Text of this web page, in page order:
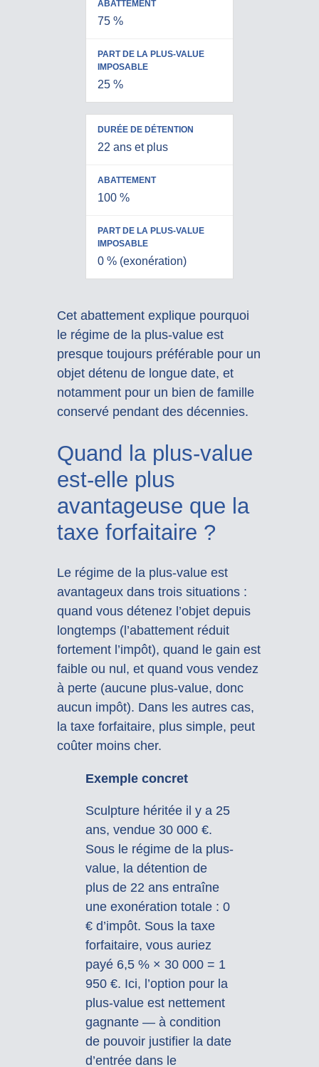
75 %
25 %
22 ans et plus
100 %
0 % (exonération)
Cet abattement explique pourquoi
le régime de la plus-value est
presque toujours préférable pour un
objet détenu de longue date, et
notamment pour un bien de famille
conservé pendant des décennies.
Quand la plus-value
est-elle plus
avantageuse que la
taxe forfaitaire ?
Le régime de la plus-value est
avantageux dans trois situations :
quand vous détenez l’objet depuis
longtemps (l’abattement réduit
fortement l’impôt), quand le gain est
faible ou nul, et quand vous vendez
à perte (aucune plus-value, donc
aucun impôt). Dans les autres cas,
la taxe forfaitaire, plus simple, peut
coûter moins cher.
Exemple concret
Sculpture héritée il y a 25
ans, vendue 30 000 €.
Sous le régime de la plus-
value, la détention de
plus de 22 ans entraîne
une exonération totale : 0
€ d’impôt. Sous la taxe
forfaitaire, vous auriez
payé 6,5 % × 30 000 = 1
950 €. Ici, l’option pour la
plus-value est nettement
gagnante — à condition
de pouvoir justifier la date
d’entrée dans le